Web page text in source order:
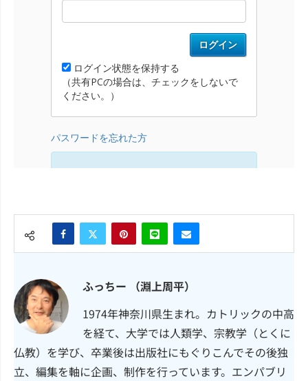
ふっちー （淵上周平）
1974年神奈川県生まれ。カトリックの中高
を経て、大学では人類学、宗教学（とくに
仏教）を学び、卒業後は出版社にもぐりこんでその後独
立、編集を軸に企画、制作を行っています。エンパブリ